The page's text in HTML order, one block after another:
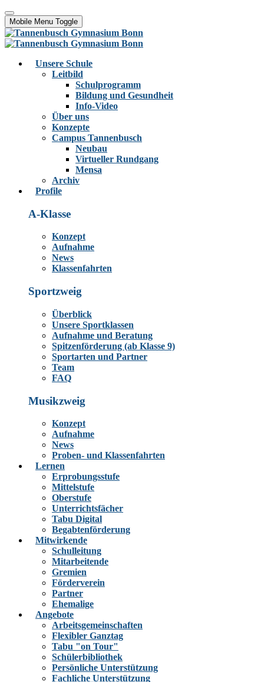
Mobile Menu Toggle
Unsere Schule
Leitbild
Schulprogramm
Bildung und Gesundheit
Info-Video
Über uns
Konzepte
Campus Tannenbusch
Neubau
Virtueller Rundgang
Mensa
Archiv
Profile
A-Klasse
Konzept
Aufnahme
News
Klassenfahrten
Sportzweig
Überblick
Unsere Sportklassen
Aufnahme und Beratung
Spitzenförderung (ab Klasse 9)
Sportarten und Partner
Team
FAQ
Musikzweig
Konzept
Aufnahme
News
Proben- und Klassenfahrten
Lernen
Erprobungsstufe
Mittelstufe
Oberstufe
Unterrichtsfächer
Tabu Digital
Begabtenförderung
Mitwirkende
Schulleitung
Mitarbeitende
Gremien
Förderverein
Partner
Ehemalige
Angebote
Arbeitsgemeinschaften
Flexibler Ganztag
Tabu "on Tour"
Schülerbibliothek
Persönliche Unterstützung
Fachliche Unterstützung